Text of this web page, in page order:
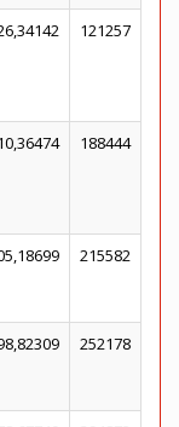
121257
188444
215582
252178